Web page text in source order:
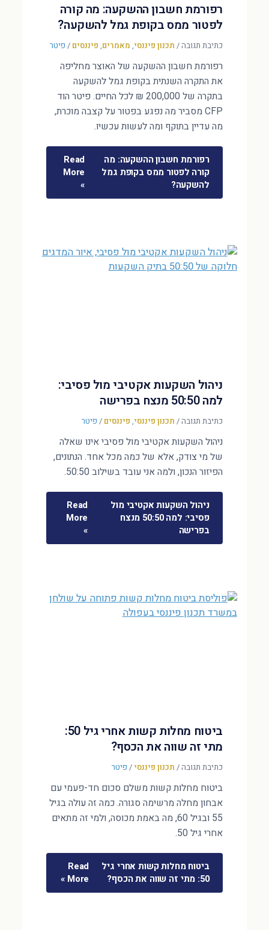
רפורמת חשבון ההשקעה: מה קורה
לפטור ממס בקופת גמל להשקעה?
כתיבת תגובה/ תכנון פיננסי, מאמרים, פיננסים / פיטר
רפורמת חשבון ההשקעה של האוצר מחליפה
את התקרה השנתית בקופת גמל להשקעה
בתקרה של 200,000 ₪ לכל החיים. פיטר הוד
CFP מסביר מה נפגע בפטור על קצבה מוכרת,
מה עדיין בתוקף ומה לעשות עכשיו.
רפורמת חשבון ההשקעה: מה
קורה לפטור ממס בקופת גמל
להשקעה?
Read
More
»
ניהול השקעות אקטיבי מול פסיבי:
למה 50:50 מנצח בפרישה
כתיבת תגובה/ תכנון פיננסי, פיננסים / פיטר
ניהול השקעות אקטיבי מול פסיבי אינו שאלה
של מי צודק, אלא של כמה מכל אחד. הנתונים,
הפיזור הנכון, ולמה אני עובד בשילוב 50:50.
ניהול השקעות אקטיבי מול
פסיבי: למה 50:50 מנצח
בפרישה
Read
More
»
ביטוח מחלות קשות אחרי גיל 50:
מתי זה שווה את הכסף?
כתיבת תגובה/ תכנון פיננסי/ פיטר
ביטוח מחלות קשות משלם סכום חד-פעמי עם
אבחון מחלה מרשימה סגורה. כמה זה עולה בגיל
55 ובגיל 60, מה באמת מכוסה, ולמי זה מתאים
אחרי גיל 50.
ביטוח מחלות קשות אחרי גיל
50: מתי זה שווה את הכסף?
Read
More »